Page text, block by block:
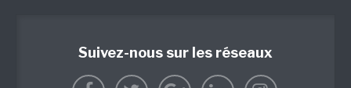
Suivez-nous sur les réseaux